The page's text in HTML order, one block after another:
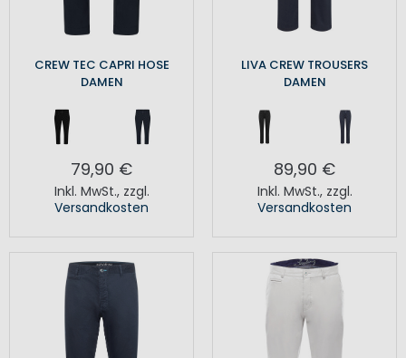
CREW TEC CAPRI HOSE
DAMEN
79,90 €
Inkl. MwSt., zzgl.
Versandkosten
LIVA CREW TROUSERS
DAMEN
89,90 €
Inkl. MwSt., zzgl.
Versandkosten